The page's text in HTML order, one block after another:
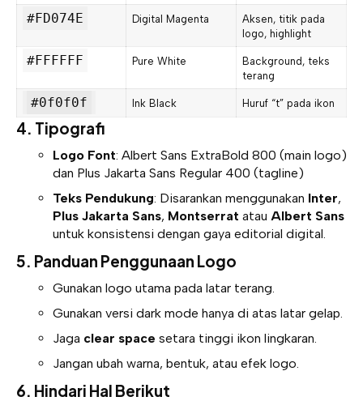
#FD074E Digital Magenta
Aksen, titik pada
logo, highlight
#FFFFFF Pure White
Background, teks
terang
#0f0f0f Ink Black Huruf “t” pada ikon
4. Tipografi
Logo Font: Albert Sans ExtraBold 800 (main logo)
dan Plus Jakarta Sans Regular 400 (tagline)
Teks Pendukung: Disarankan menggunakan Inter,
Plus Jakarta Sans, Montserrat atau Albert Sans
untuk konsistensi dengan gaya editorial digital.
5. Panduan Penggunaan Logo
Gunakan logo utama pada latar terang.
Gunakan versi dark mode hanya di atas latar gelap.
Jaga clear space setara tinggi ikon lingkaran.
Jangan ubah warna, bentuk, atau efek logo.
6. Hindari Hal Berikut